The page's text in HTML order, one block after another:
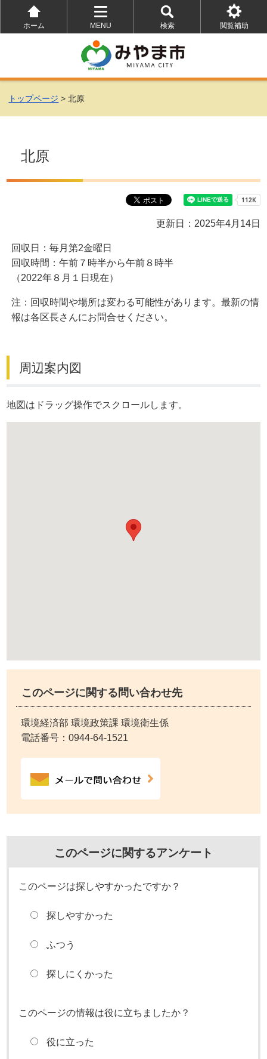
ホーム
MENU
を
開
く
検索
を
開
く
閲覧補助
を
トップページ > 北原
北原
更新日：2025年4月14日
回収日：毎月第2金曜日
回収時間：午前７時半から午前８時半
（2022年８月１日現在）
注：回収時間や場所は変わる可能性があります。最新の情
報は各区長さんにお問合せください。
周辺案内図
地図はドラッグ操作でスクロールします。
このページに関する問い合わせ先
環境経済部 環境政策課 環境衛生係
電話番号：0944-64-1521
このページに関するアンケート
このページは探しやすかったですか？
探しやすかった
ふつう
探しにくかった
このページの情報は役に立ちましたか？
役に立った